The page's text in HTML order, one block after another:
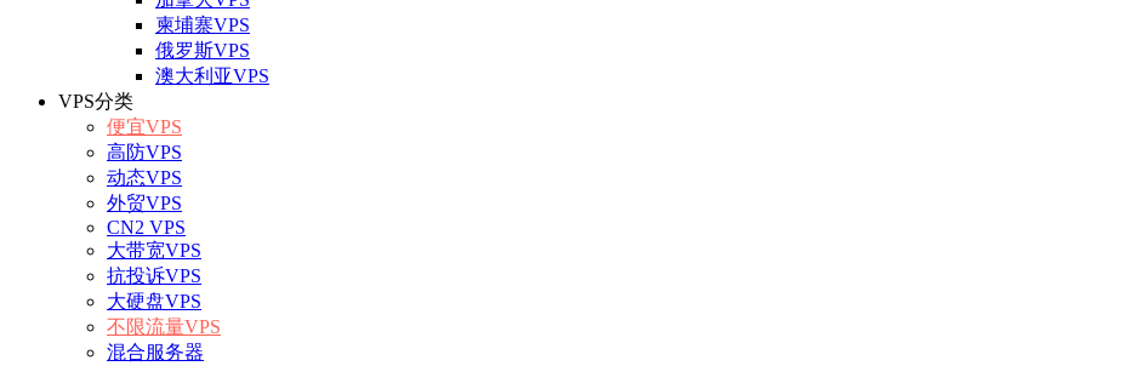
柬埔寨VPS
俄罗斯VPS
澳大利亚VPS
VPS分类
便宜VPS
高防VPS
动态VPS
外贸VPS
CN2 VPS
大带宽VPS
抗投诉VPS
大硬盘VPS
不限流量VPS
混合服务器